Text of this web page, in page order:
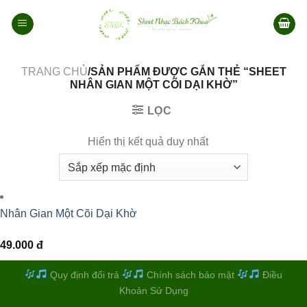
qua
TRANG CHỦ/SẢN PHẨM ĐƯỢC GẮN THẺ “SHEET
NHÂN GIAN MỘT CÕI DẠI KHỜ”
LỌC
Hiển thị kết quả duy nhất
Nhân Gian Một Cõi Dại Khờ
49.000 đ
Quy định đổi trả Chính sách bảo mật
Điều
Khoản Sử Dụng